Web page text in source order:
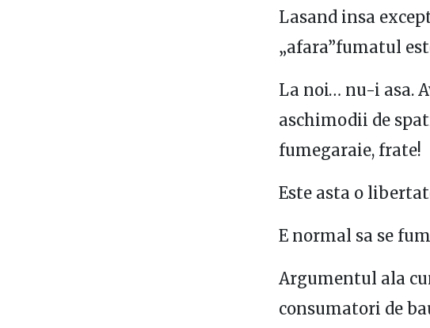
Lasand insa
„afara”fumatul
La noi… nu-i asa.
aschimodii de
fumegaraie, frate!
Este asta o
E normal sa se
Argumentul ala
consumatori de